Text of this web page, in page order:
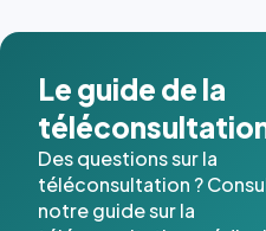
Le guide de la
Des questions sur la
téléconsultation ?
notre guide sur la